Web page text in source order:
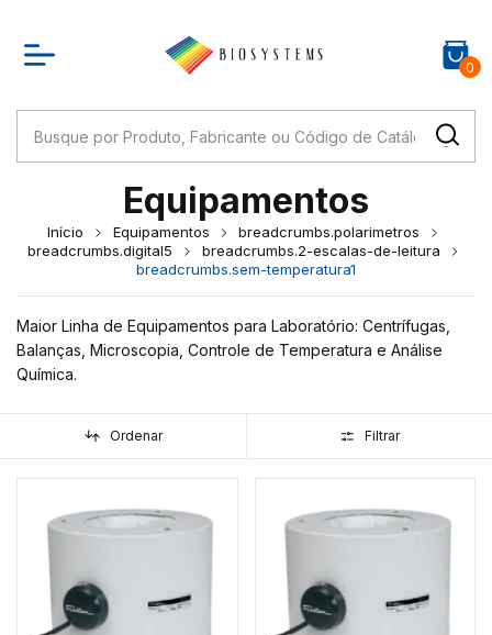
0
Equipamentos
Início Equipamentos
breadcrumbs.polarimetros
breadcrumbs.digital5
breadcrumbs.2-escalas-de-leitura
breadcrumbs.sem-temperatura1
Maior Linha de Equipamentos para Laboratório: Centrífugas,
Balanças, Microscopia, Controle de Temperatura e Análise
Química.
Ordenar Filtrar